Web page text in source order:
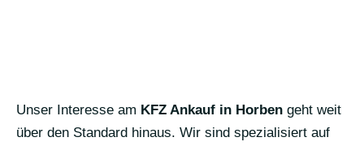
Unser Interesse am KFZ Ankauf in Horben geht weit
über den Standard hinaus. Wir sind spezialisiert auf